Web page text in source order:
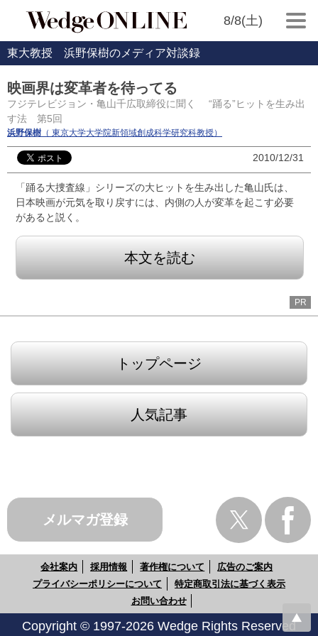
8/8(土)
東大教授 浜野保樹のメディア対談録
映画界は変革者を待ってる
フジテレビジョン・亀山千広取締役に聞く “踊る”ヒットを生み出
す法 第5回
浜野保樹 （ 東京大学大学院新領域創成科学研究科教授）
2010/12/31
「踊る大捜査線」シリーズの大ヒットを生み出した亀山氏は、
日本映画が元気を取り戻すには、内側の人が変革を起こす必要
があると説く。
本文を読む
PR
トップページ
人気記事
メルマガ登録
会社案内 採用情報 著作権について
広告のご案内
プライバシーポリシーについて
特定商取引法に基づく表示
お問い合わせ
Copyright © 1997-2026 Wedge Rights Reserved